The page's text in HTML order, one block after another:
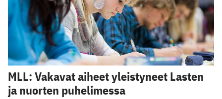
MLL: Vakavat aiheet yleistyneet Lasten
ja nuorten puhelimessa